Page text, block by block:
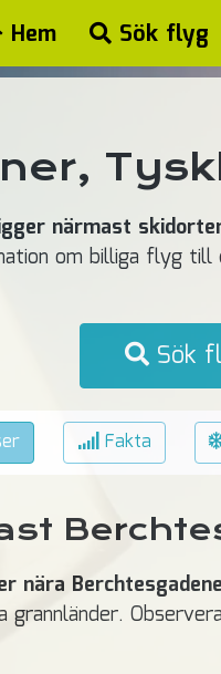
Hem Sök flyg
närmast
om billiga flyg
Sök
Fakta
nära